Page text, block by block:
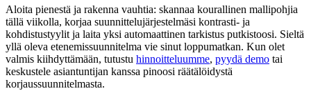
Aloita pienestä ja rakenna vauhtia: skannaa kourallinen mallipohjia
tällä viikolla, korjaa suunnittelujärjestelmäsi kontrasti- ja
kohdistustyylit ja laita yksi automaattinen tarkistus putkistoosi. Sieltä
yllä oleva etenemissuunnitelma vie sinut loppumatkan. Kun olet
valmis kiihdyttämään, tutustu hinnoitteluumme, pyydä demo tai
keskustele asiantuntijan kanssa pinoosi räätälöidystä
korjaussuunnitelmasta.